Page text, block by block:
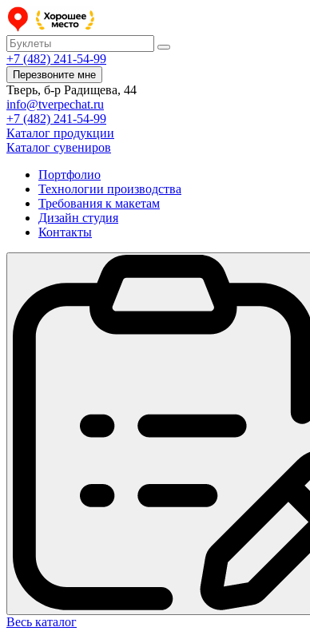
+7 (482) 241-54-99
Перезвоните мне
Тверь, б-р Радищева, 44
info@tverpechat.ru
+7 (482) 241-54-99
Каталог продукции
Каталог сувениров
Портфолио
Технологии производства
Требования к макетам
Дизайн студия
Контакты
Весь каталог